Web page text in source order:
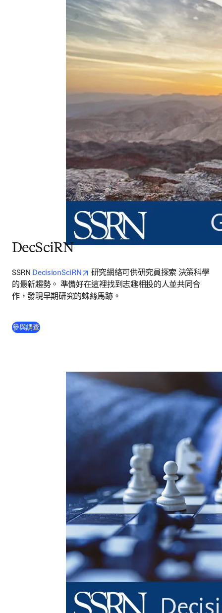
DecSciRN
SSRN DecisionSciRN opens in new tab/window
研究網絡可供研究員探索 決策科學
的最新趨勢。 準備好在這裡找到志趣相投的人並共同合
作，發現早期研究的蛛絲馬跡。
參與調查(